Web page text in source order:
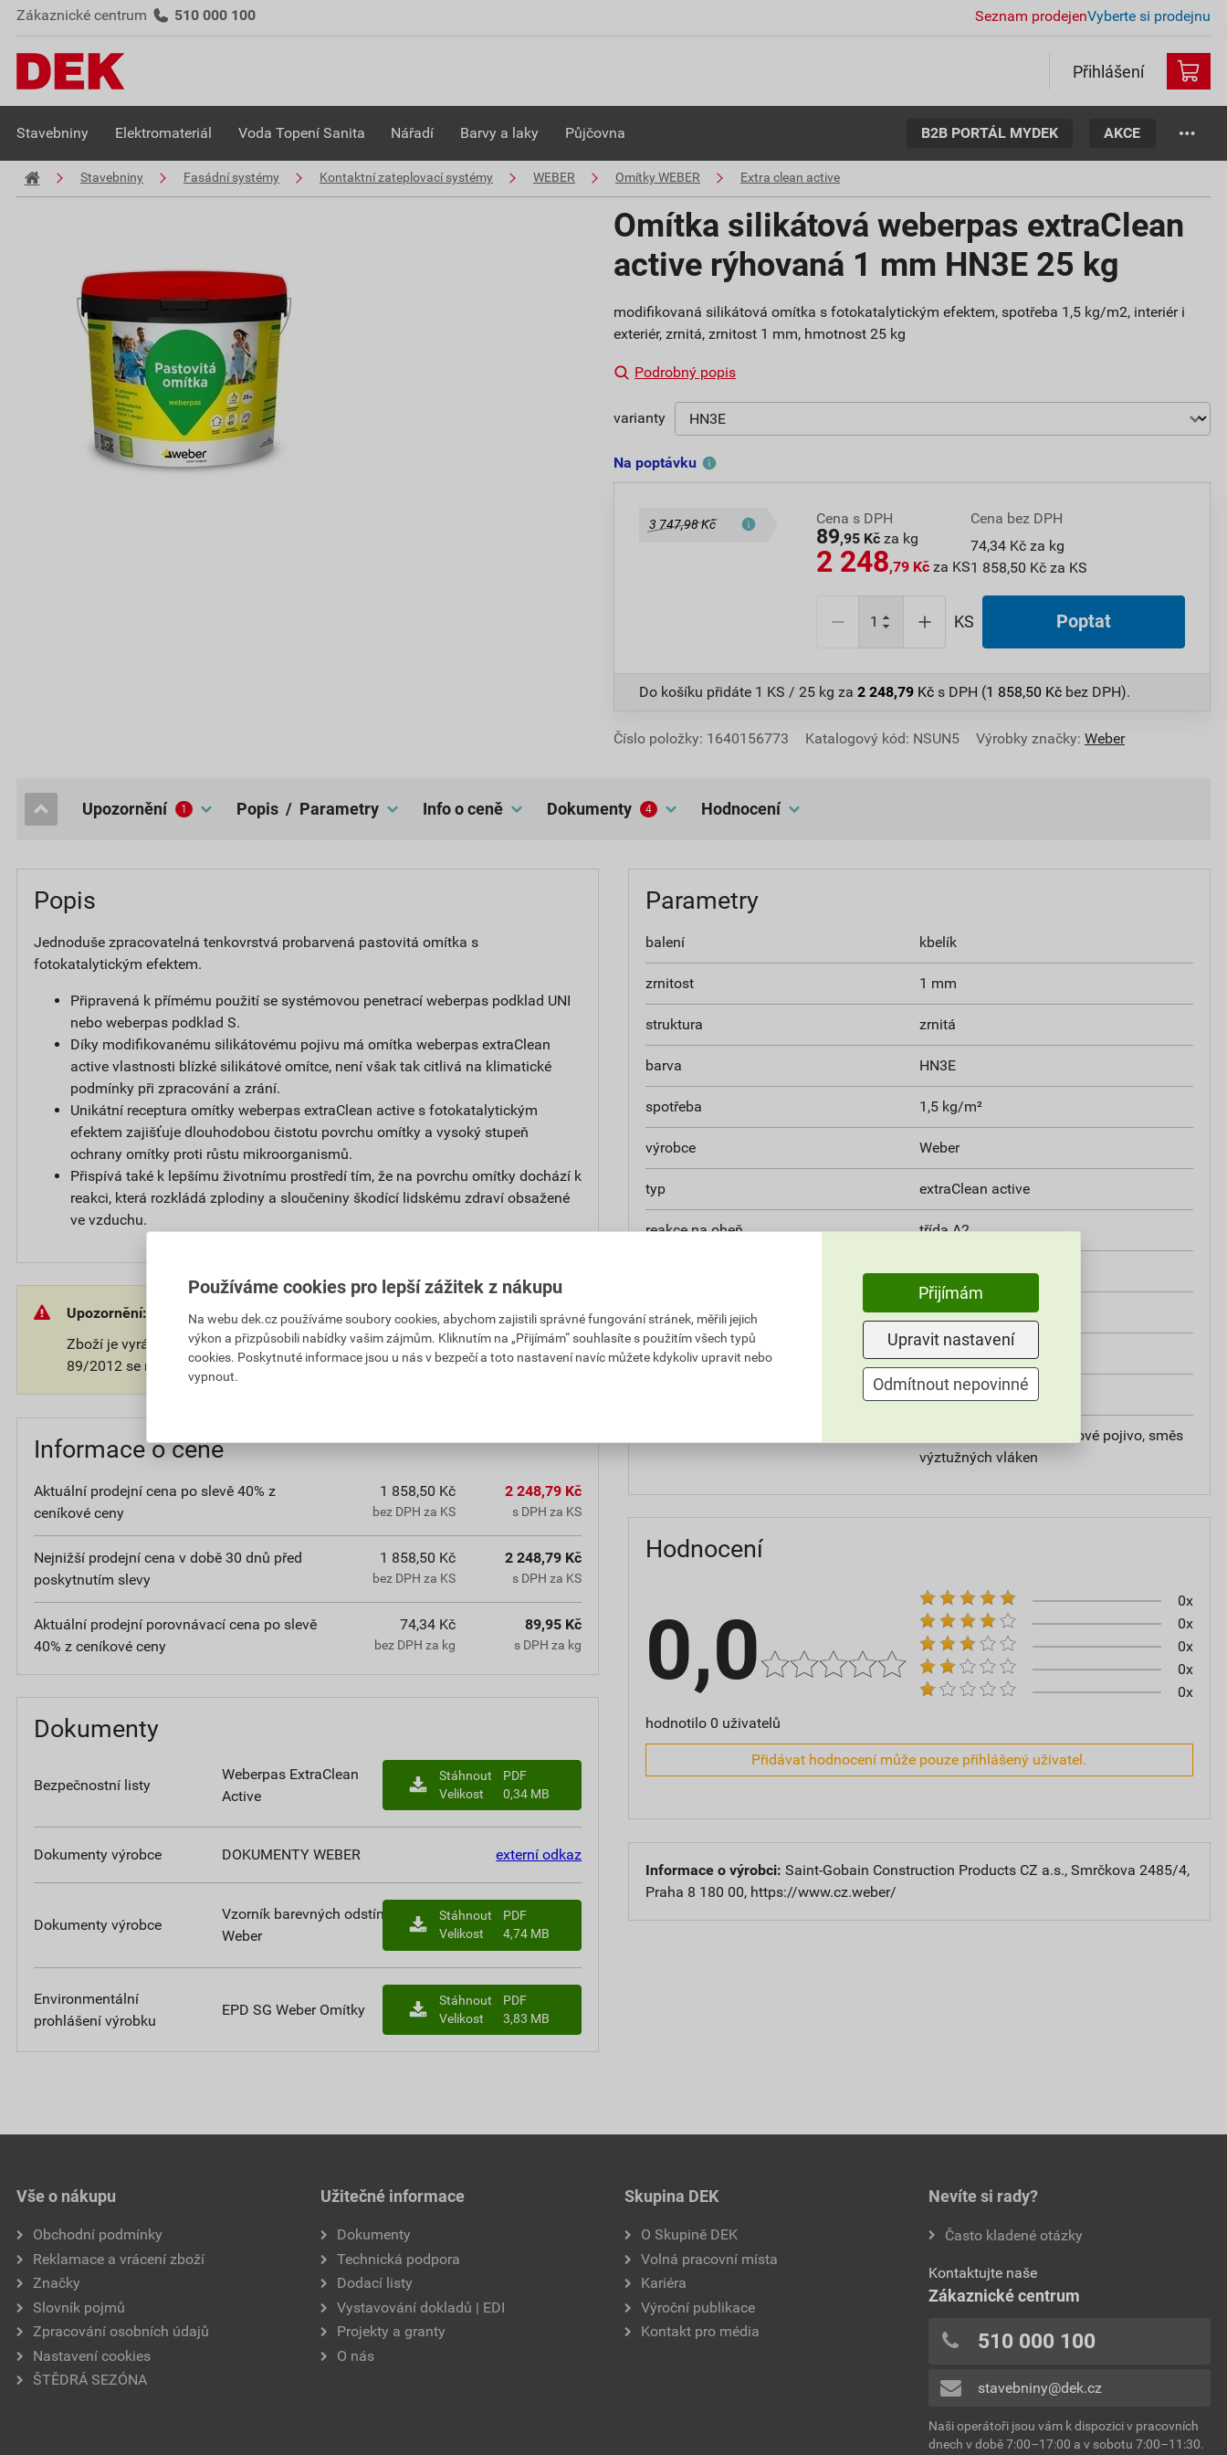
Zákaznické centrum 510 000 100 Seznam prodejenVyberte si prodejnu
Přihlášení
Stavebniny Elektromateriál Voda Topení Sanita Nářadí Barvy a laky Půjčovna B2B PORTÁL MYDEK AKCE
Stavebniny Fasádní systémy Kontaktní zateplovací systémy WEBER Omítky WEBER Extra clean active
Omítka silikátová weberpas extraClean
active rýhovaná 1 mm HN3E 25 kg
modifikovaná silikátová omítka s fotokatalytickým efektem, spotřeba 1,5 kg/m2, interiér i
exteriér, zrnitá, zrnitost 1 mm, hmotnost 25 kg
Podrobný popis
varianty
Na poptávku
3 747,98 Kč Cena s DPH
89,95 Kč za kg
2 248,79 Kč za KS
Cena bez DPH
74,34 Kč za kg
1 858,50 Kč za KS
KS Poptat
Do košíku přidáte 1 KS / 25 kg za 2 248,79 Kč s DPH (1 858,50 Kč bez DPH).
Číslo položky: 1640156773 Katalogový kód: NSUN5 Výrobky značky: Weber
popis / Parametry
upozornění 1 Info o ceně dokumenty 4 hodnocení
Popis
Jednoduše zpracovatelná tenkovrstvá probarvená pastovitá omítka s
fotokatalytickým efektem.
Připravená k přímému použití se systémovou penetrací weberpas podklad UNI
nebo weberpas podklad S.
Díky modifikovanému silikátovému pojivu má omítka weberpas extraClean
active vlastnosti blízké silikátové omítce, není však tak citlivá na klimatické
podmínky při zpracování a zrání.
Unikátní receptura omítky weberpas extraClean active s fotokatalytickým
efektem zajišťuje dlouhodobou čistotu povrchu omítky a vysoký stupeň
ochrany omítky proti růstu mikroorganismů.
Přispívá také k lepšímu životnímu prostředí tím, že na povrchu omítky dochází k
reakci, která rozkládá zplodiny a sloučeniny škodící lidskému zdraví obsažené
ve vzduchu.
Upozornění:
Zboží je vyráběno na přání zákazníka. V souladu s občanským zákoníkem č.
89/2012 se na takové zboží nevztahuje 14-ti denní ochranná lhůta.
Informace o ceně
Aktuální prodejní cena po slevě 40% z
ceníkové ceny
1 858,50 Kč
bez DPH za KS
2 248,79 Kč
s DPH za KS
Nejnižší prodejní cena v době 30 dnů před
poskytnutím slevy
1 858,50 Kč
bez DPH za KS
2 248,79 Kč
s DPH za KS
Aktuální prodejní porovnávací cena po slevě
40% z ceníkové ceny
74,34 Kč
bez DPH za kg
89,95 Kč
s DPH za kg
Dokumenty
Bezpečnostní listy
Weberpas ExtraClean
Active
Stáhnout
PDF
Velikost
0,34 MB
Dokumenty výrobce DOKUMENTY WEBER externí odkaz
Dokumenty výrobce
Vzorník barevných odstínů
Weber
Stáhnout
PDF
Velikost
4,74 MB
Environmentální
prohlášení výrobku
EPD SG Weber Omítky
Stáhnout
PDF
Velikost
3,83 MB
Parametry
balení kbelík
zrnitost 1 mm
struktura zrnitá
barva HN3E
spotřeba 1,5 kg/m²
výrobce Weber
typ extraClean active
reakce na oheň třída A2
od +5°C do +25°C
hmotnost 25 kg
typ výrobku
20
vápencové plnivo, silikátové pojivo, směs
výztužných vláken
Hodnocení
0,0
hodnotilo 0 uživatelů
0x
0x
0x
0x
0x
Přidávat hodnocení může pouze přihlášený uživatel.
Informace o výrobci: Saint-Gobain Construction Products CZ a.s., Smrčkova 2485/4,
Praha 8 180 00, https://www.cz.weber/
Vše o nákupu
Obchodní podmínky
Reklamace a vrácení zboží
Značky
Slovník pojmů
Zpracování osobních údajů
Nastavení cookies
ŠTĚDRÁ SEZÓNA
Užitečné informace
Dokumenty
Technická podpora
Dodací listy
Vystavování dokladů | EDI
Projekty a granty
O nás
Skupina DEK
O Skupině DEK
Volná pracovní místa
Kariéra
Výroční publikace
Kontakt pro média
Nevíte si rady?
Často kladené otázky
Kontaktujte naše
Zákaznické centrum
510 000 100
stavebniny@dek.cz
Naši operátoři jsou vám k dispozici v pracovních
dnech v době 7:00–17:00 a v sobotu 7:00–11:30.
Používáme cookies pro lepší zážitek z nákupu
Na webu dek.cz používáme soubory cookies, abychom zajistili správné fungování stránek, měřili jejich
výkon a přizpůsobili nabídky vašim zájmům. Kliknutím na „Přijímám“ souhlasíte s použitím všech typů
cookies. Poskytnuté informace jsou u nás v bezpečí a toto nastavení navíc můžete kdykoliv upravit nebo
vypnout.
Přijímám
Upravit nastavení
Odmítnout nepovinné